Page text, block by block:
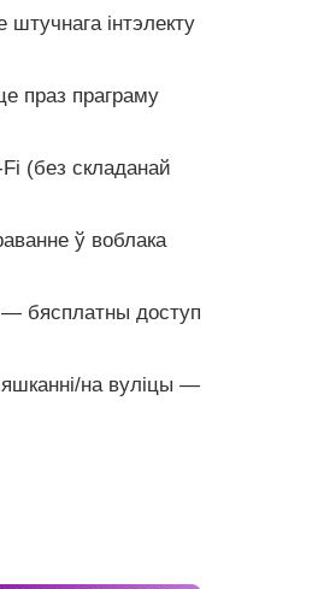
інтэлекту
праз праграму
(без складанай
ў воблака
— бясплатны доступ
на вуліцы —